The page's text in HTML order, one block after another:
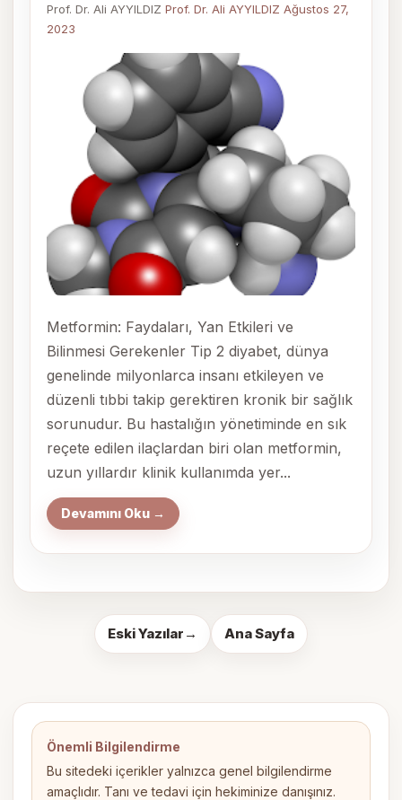
Prof. Dr. Ali AYYILDIZ Prof. Dr. Ali AYYILDIZ Ağustos 27,
2023
Metformin: Faydaları, Yan Etkileri ve
Bilinmesi Gerekenler Tip 2 diyabet, dünya
genelinde milyonlarca insanı etkileyen ve
düzenli tıbbi takip gerektiren kronik bir sağlık
sorunudur. Bu hastalığın yönetiminde en sık
reçete edilen ilaçlardan biri olan metformin,
uzun yıllardır klinik kullanımda yer...
Devamını Oku →
Eski Yazılar → Ana Sayfa
Önemli Bilgilendirme
Bu sitedeki içerikler yalnızca genel bilgilendirme
amaçlıdır. Tanı ve tedavi için hekiminize danışınız.